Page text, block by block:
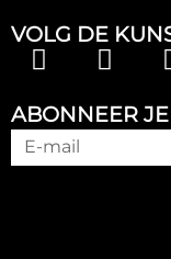
VOLG DE
ABONNEER